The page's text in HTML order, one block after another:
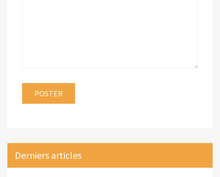
Derniers articles